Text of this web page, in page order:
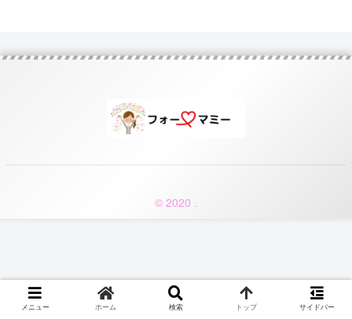
© 2020 .
メニュー ホーム 検索 トップ サイドバー